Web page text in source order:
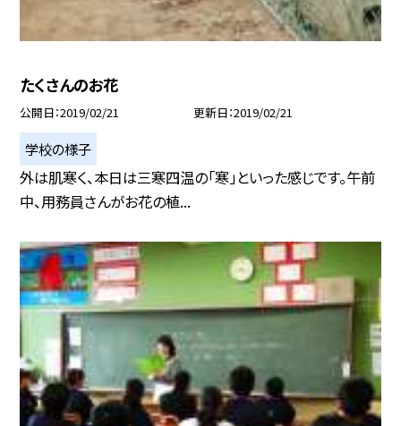
たくさんのお花
公開日 2019/02/21 更新日 2019/02/21
学校の様子
外は肌寒く、本日は三寒四温の「寒」といった感じです。午前
中、用務員さんがお花の植...